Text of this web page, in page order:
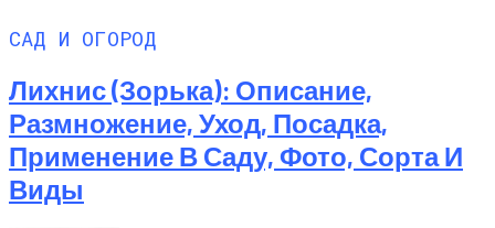
САД И ОГОРОД
Лихнис (Зорька): Описание,
Размножение, Уход, Посадка,
Применение В Саду, Фото, Сорта И
Виды